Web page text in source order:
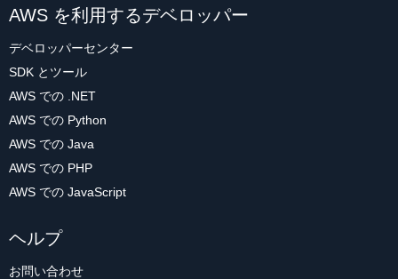
AWS を利用するデベロッパー
デベロッパーセンター
SDK とツール
AWS での .NET
AWS での Python
AWS での Java
AWS での PHP
AWS での JavaScript
ヘルプ
お問い合わせ